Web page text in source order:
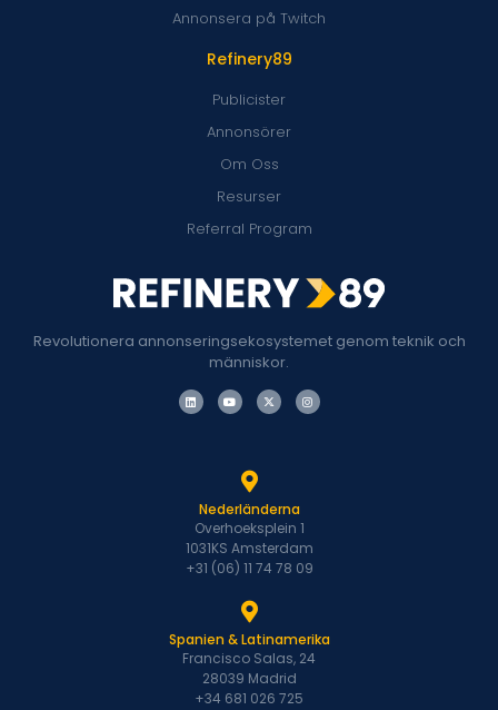
Revolutionera annonseringsekosystemet genom teknik och
människor.
Refinery89
Publicister
Annonsörer
Om Oss
Resurser
Referral Program
Annonsera på Twitch
Nederländerna
Overhoeksplein 1
1031KS Amsterdam
+31 (06) 11 74 78 09
Spanien & Latinamerika
Francisco Salas, 24
28039 Madrid
+34 681 026 725